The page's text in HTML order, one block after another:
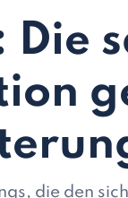
Die
die den